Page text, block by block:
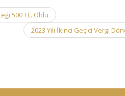
500 TL. Oldu
2023 Yılı İkinci Geçici Vergi